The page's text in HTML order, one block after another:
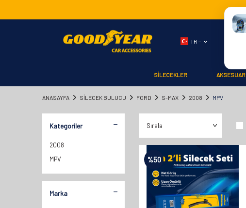
TR −
SİLECEKLER AKSESUAR
ANASAYFA SILECEK BULUCU FORD S-MAX 2008 MPV
Kategoriler
2008
MPV
Marka
%50